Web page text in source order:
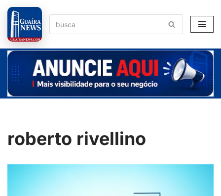
Pular
para
o
conteúdo
roberto rivellino